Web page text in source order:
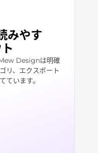
みやす
Designは明確
リ、エクスポート
ています。